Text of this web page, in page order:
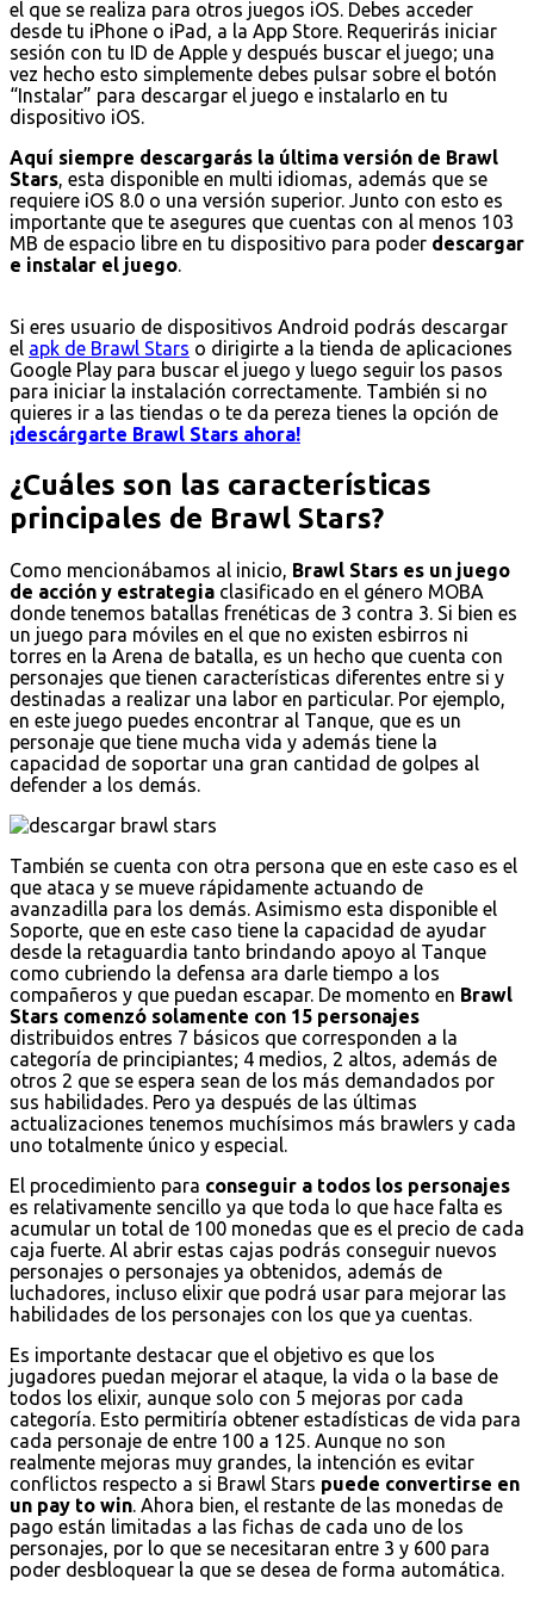
el que se realiza para otros juegos iOS. Debes acceder
desde tu iPhone o iPad, a la App Store. Requerirás iniciar
sesión con tu ID de Apple y después buscar el juego; una
vez hecho esto simplemente debes pulsar sobre el botón
“Instalar” para descargar el juego e instalarlo en tu
dispositivo iOS.
Aquí siempre descargarás la última versión de Brawl
Stars, esta disponible en multi idiomas, además que se
requiere iOS 8.0 o una versión superior. Junto con esto es
importante que te asegures que cuentas con al menos 103
MB de espacio libre en tu dispositivo para poder descargar
e instalar el juego.
Si eres usuario de dispositivos Android podrás descargar
el apk de Brawl Stars o dirigirte a la tienda de aplicaciones
Google Play para buscar el juego y luego seguir los pasos
para iniciar la instalación correctamente. También si no
quieres ir a las tiendas o te da pereza tienes la opción de
¡descárgarte Brawl Stars ahora!
¿Cuáles son las características
principales de Brawl Stars?
Como mencionábamos al inicio, Brawl Stars es un juego
de acción y estrategia clasificado en el género MOBA
donde tenemos batallas frenéticas de 3 contra 3. Si bien es
un juego para móviles en el que no existen esbirros ni
torres en la Arena de batalla, es un hecho que cuenta con
personajes que tienen características diferentes entre si y
destinadas a realizar una labor en particular. Por ejemplo,
en este juego puedes encontrar al Tanque, que es un
personaje que tiene mucha vida y además tiene la
capacidad de soportar una gran cantidad de golpes al
defender a los demás.
También se cuenta con otra persona que en este caso es el
que ataca y se mueve rápidamente actuando de
avanzadilla para los demás. Asimismo esta disponible el
Soporte, que en este caso tiene la capacidad de ayudar
desde la retaguardia tanto brindando apoyo al Tanque
como cubriendo la defensa ara darle tiempo a los
compañeros y que puedan escapar. De momento en Brawl
Stars comenzó solamente con 15 personajes
distribuidos entres 7 básicos que corresponden a la
categoría de principiantes; 4 medios, 2 altos, además de
otros 2 que se espera sean de los más demandados por
sus habilidades. Pero ya después de las últimas
actualizaciones tenemos muchísimos más brawlers y cada
uno totalmente único y especial.
El procedimiento para conseguir a todos los personajes
es relativamente sencillo ya que toda lo que hace falta es
acumular un total de 100 monedas que es el precio de cada
caja fuerte. Al abrir estas cajas podrás conseguir nuevos
personajes o personajes ya obtenidos, además de
luchadores, incluso elixir que podrá usar para mejorar las
habilidades de los personajes con los que ya cuentas.
Es importante destacar que el objetivo es que los
jugadores puedan mejorar el ataque, la vida o la base de
todos los elixir, aunque solo con 5 mejoras por cada
categoría. Esto permitiría obtener estadísticas de vida para
cada personaje de entre 100 a 125. Aunque no son
realmente mejoras muy grandes, la intención es evitar
conflictos respecto a si Brawl Stars puede convertirse en
un pay to win . Ahora bien, el restante de las monedas de
pago están limitadas a las fichas de cada uno de los
personajes, por lo que se necesitaran entre 3 y 600 para
poder desbloquear la que se desea de forma automática.